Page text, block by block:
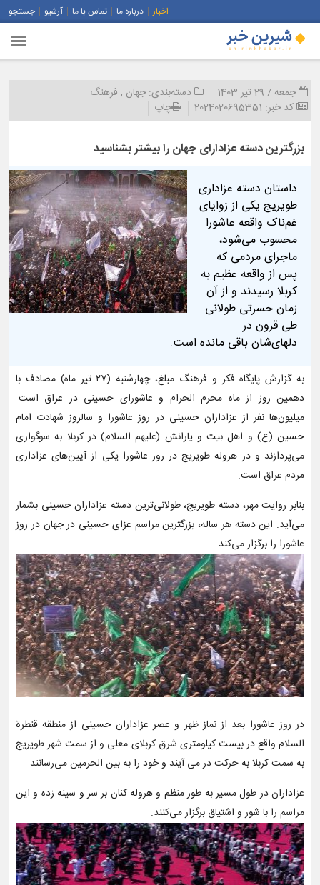
اخبار درباره ما تماس با ما آرشیو جستجو
جمعه / 29 تیر 1403 دسته‌بندی:جهان , فرهنگ
کد خبر: 2024020695351 چاپ
بزرگترین دسته عزادارای جهان را بیشتر بشناسید
داستان دسته عزاداری
طویریج یکی از زوایای
غم‌ناک واقعه عاشورا
محسوب می‌شود،
ماجرای مردمی که
پس از واقعه عظیم به
کربلا رسیدند و از آن
زمان حسرتی طولانی
طی قرون در
دلهای‌شان باقی مانده است.
به گزارش پایگاه فکر و فرهنگ مبلغ، چهارشنبه (۲۷ تیر ماه) مصادف با
دهمین روز از ماه محرم الحرام و عاشورای حسینی در عراق است.
میلیون‌ها نفر از عزاداران حسینی در روز عاشورا و سالروز شهادت امام
حسین (ع) و اهل بیت و یارانش (علیهم السلام) در کربلا به سوگواری
می‌پردازند و در هروله طویریج در روز عاشورا یکی از آیین‌های عزاداری
مردم عراق است.
بنابر روایت مهر، دسته طویریج، طولانی‌ترین دسته عزاداران حسینی بشمار
می‌آید. این دسته هر ساله، بزرگترین مراسم عزای حسینی در جهان در روز
عاشورا را برگزار می‌کند
در روز عاشورا بعد از نماز ظهر و عصر عزاداران حسینی از منطقه قنطرة
السلام واقع در بیست کیلومتری شرق کربلای معلی و از سمت شهر طویریج
به سمت کربلا به حرکت در می آیند و خود را به بین الحرمین می‌رسانند.
عزاداران در طول مسیر به طور منظم و هروله کنان بر سر و سینه زده و این
مراسم را با شور و اشتیاق برگزار می‌کنند.